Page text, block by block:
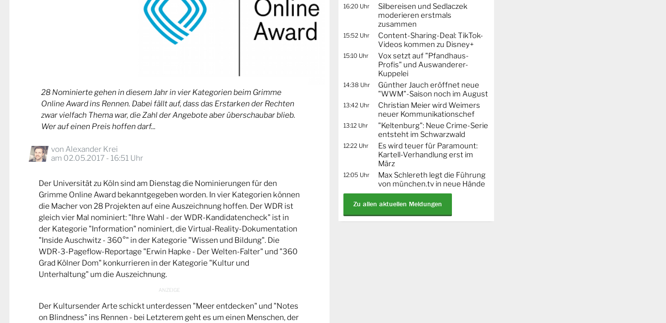
28 Nominierte gehen in diesem Jahr in vier Kategorien beim Grimme
Online Award ins Rennen. Dabei fällt auf, dass das Erstarken der Rechten
zwar vielfach Thema war, die Zahl der Angebote aber überschaubar blieb.
Wer auf einen Preis hoffen darf...
von Alexander Krei
am 02.05.2017 - 16:51 Uhr
Der Universität zu Köln sind am Dienstag die Nominierungen für den
Grimme Online Award bekanntgegeben worden. In vier Kategorien können
die Macher von 28 Projekten auf eine Auszeichnung hoffen. Der WDR ist
gleich vier Mal nominiert: "Ihre Wahl - der WDR-Kandidatencheck" ist in
der Kategorie "Information" nominiert, die Virtual-Reality-Dokumentation
"Inside Auschwitz - 360°" in der Kategorie "Wissen und Bildung". Die
WDR-3-Pageflow-Reportage "Erwin Hapke - Der Welten-Falter" und "360
Grad Kölner Dom" konkurrieren in der Kategorie "Kultur und
Unterhaltung" um die Auszeichnung.
Der Kultursender Arte schickt unterdessen "Meer entdecken" und "Notes
on Blindness" ins Rennen - bei Letzterem geht es um einen Menschen, der
16:20 Uhr
Silbereisen und Sedlaczek
moderieren erstmals
zusammen
15:52 Uhr
Content-Sharing-Deal: TikTok-
Videos kommen zu Disney+
15:10 Uhr
Vox setzt auf "Pfandhaus-
Profis" und Auswanderer-
Kuppelei
14:38 Uhr
Günther Jauch eröffnet neue
"WWM"-Saison noch im August
13:42 Uhr
Christian Meier wird Weimers
neuer Kommunikationschef
13:12 Uhr
"Keltenburg": Neue Crime-Serie
entsteht im Schwarzwald
12:22 Uhr
Es wird teuer für Paramount:
Kartell-Verhandlung erst im
März
12:05 Uhr
Max Schlereth legt die Führung
von münchen.tv in neue Hände
Zu allen aktuellen Meldungen